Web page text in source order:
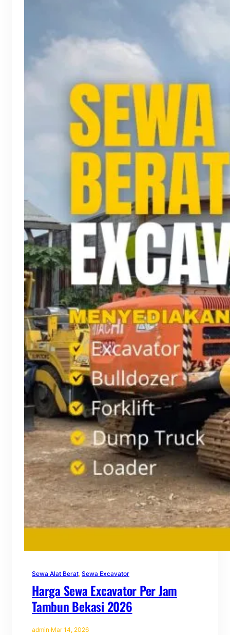
Sewa Alat Berat, Sewa Excavator
Harga Sewa Excavator Per Jam
Tambun Bekasi 2026
admin·Mar 14, 2026